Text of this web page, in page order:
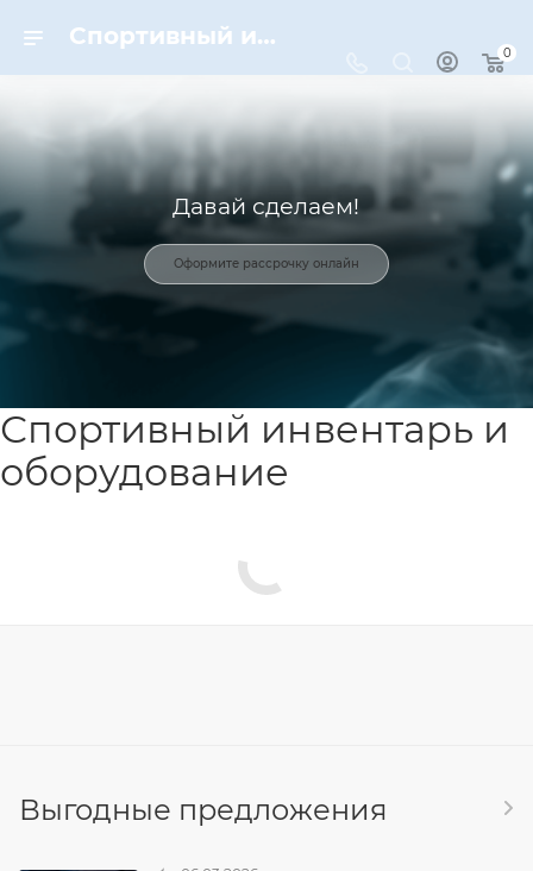
Спортивный инвентарь и оборудование для спорта в Москве | Dynamic-Sport
0
Давай сделаем!
Оформите рассрочку онлайн
Спортивный инвентарь и
оборудование
Выгодные предложения